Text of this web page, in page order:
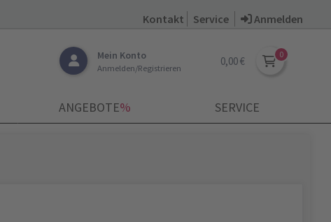
Kontakt Service Anmelden
Mein Konto
Anmelden/Registrieren
0,00 €
ANGEBOTE­% SERVICE